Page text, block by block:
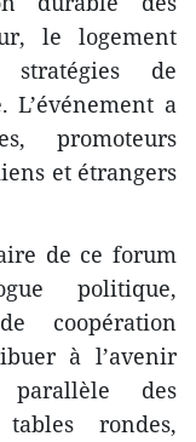
le logement
de
L’événement a
promoteurs
et étrangers
de ce forum
politique,
coopération
à l’avenir
des
rondes,